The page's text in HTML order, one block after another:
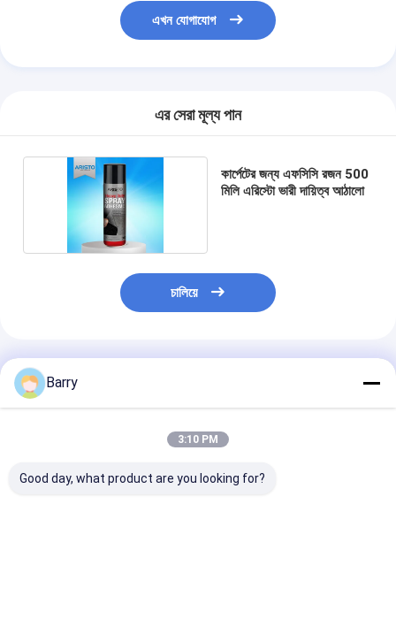
এখন যোগাযোগ
এর সেরা মূল্য পান
কার্পেটের জন্য এফসিসি রজন 500
মিলি এরিস্টো ভারী দায়িত্ব আঠালো
চালিয়ে
প্রস্তাবিত পণ্য
Barry
3:10 PM
Good day, what product are you looking for?